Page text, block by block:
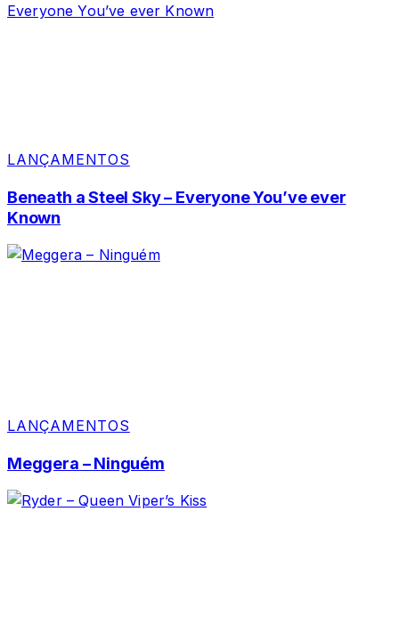
LANÇAMENTOS
Beneath a Steel Sky – Everyone You’ve ever
Known
LANÇAMENTOS
Meggera – Ninguém